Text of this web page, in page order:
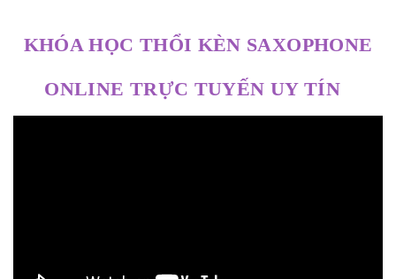
KHÓA HỌC THỔI KÈN SAXOPHONE
ONLINE TRỰC TUYẾN UY TÍN